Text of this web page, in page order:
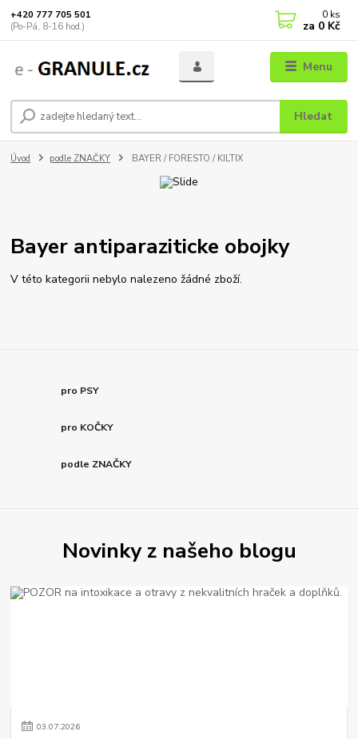
Menu
Hledat
+420 777 705 501
(Po-Pá, 8-16 hod.)
0 ks
za 0 Kč
Úvod podle ZNAČKY BAYER / FORESTO / KILTIX
Bayer antiparaziticke obojky
V této kategorii nebylo nalezeno žádné zboží.
pro PSY
pro KOČKY
podle ZNAČKY
Novinky z našeho blogu
03.07.2026